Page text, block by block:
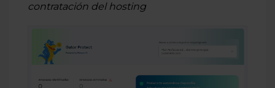
contratación del hosting